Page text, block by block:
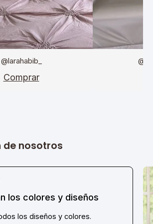
@larahabib_
Comprar
de nosotros
los colores y diseños
los diseños y colores.